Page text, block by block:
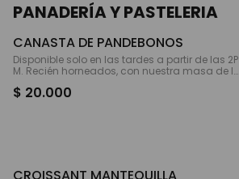
PANADERÍA Y PASTELERIA
CANASTA DE PANDEBONOS
Disponible solo en las tardes a partir de las 2P
M. Recién horneados, con nuestra masa de la
$ 20.000